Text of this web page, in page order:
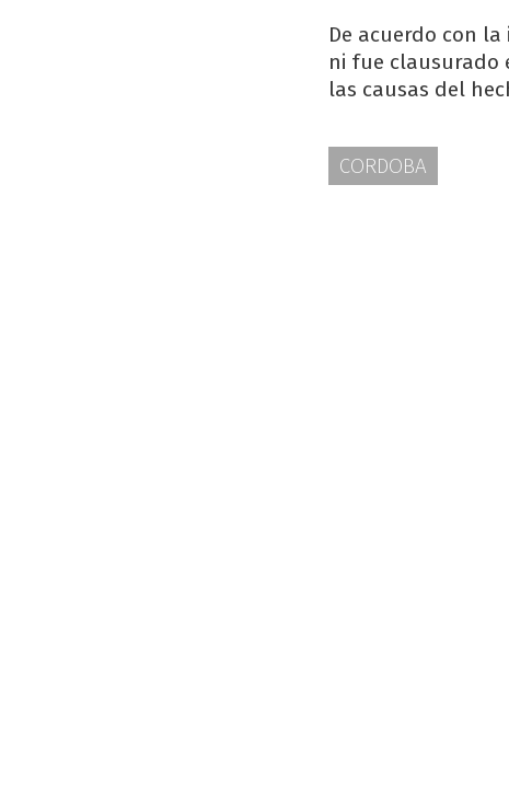
De acuerdo con
ni fue clausurado
las causas del
CORDOBA